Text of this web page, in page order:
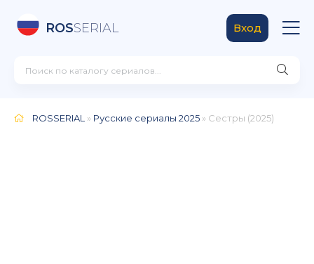
ROSSERIAL Вход
ROSSERIAL » Русские сериалы 2025 » Сестры (2025)